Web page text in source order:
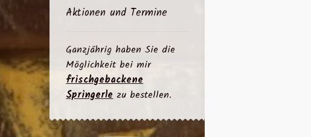
Aktionen und Termine
Ganzjährig haben Sie die
Möglichkeit bei mir
frischgebackene
Springerlezu bestellen.